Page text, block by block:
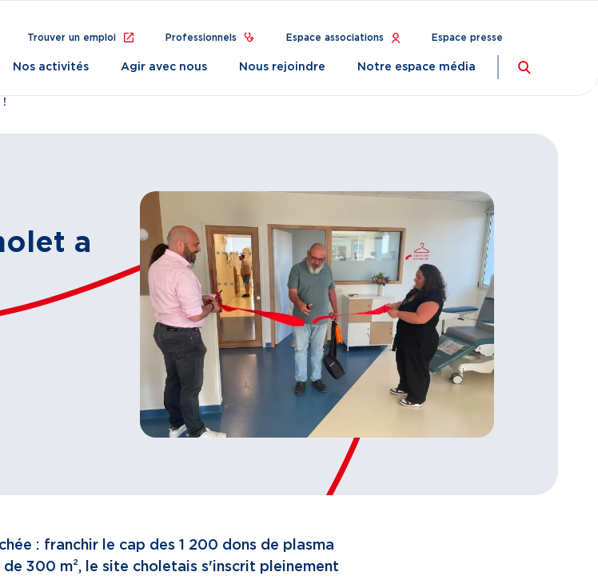
Trouver un emploi Professionnels Espace associations Espace presse
Nos activités Agir avec nous Nous rejoindre Notre espace média
!
a
: franchir le cap des 1 200 dons de plasma
300 m², le site choletais s'inscrit pleinement